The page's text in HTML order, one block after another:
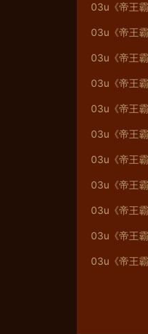
03u《帝王
03u《帝王
03u《帝王
03u《帝王
03u《帝王
03u《帝王
03u《帝王
03u《帝王
03u《帝王
03u《帝王
03u《帝王